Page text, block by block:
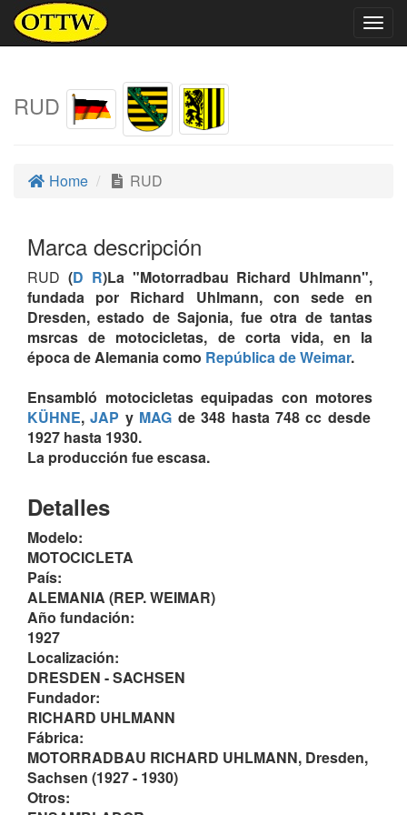
RUD
Home RUD
Marca descripción
RUD (D R)La "Motorradbau Richard Uhlmann",
fundada por Richard Uhlmann, con sede en
Dresden, estado de Sajonia, fue otra de tantas
msrcas de motocicletas, de corta vida, en la
época de Alemania como República de Weimar.
Ensambló motocicletas equipadas con motores
KÜHNE, JAP yMAG de 348 hasta 748 cc desde
1927 hasta 1930.
La producción fue escasa.
Detalles
Modelo:
MOTOCICLETA
País:
ALEMANIA (REP. WEIMAR)
Año fundación:
1927
Localización:
DRESDEN - SACHSEN
Fundador:
RICHARD UHLMANN
Fábrica:
MOTORRADBAU RICHARD UHLMANN, Dresden,
Sachsen (1927 - 1930)
Otros: